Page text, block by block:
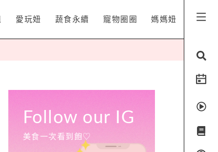
愛玩妞 蔬食永續 寵物圈圈 媽媽妞
Follow our IG
美食一次看到飽♡